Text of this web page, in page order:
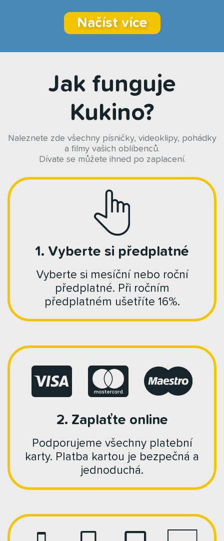
Načíst více
Jak funguje
Kukino?
Naleznete zde všechny písničky, videoklipy, pohádky
a filmy vašich oblíbenců.
Dívate se můžete ihned po zaplacení.
1. Vyberte si předplatné
Vyberte si mesíční nebo roční
předplatné. Při ročním
předplatném ušetříte 16%.
2. Zaplaťte online
Podporujeme všechny platební
karty. Platba kartou je bezpečná a
jednoduchá.